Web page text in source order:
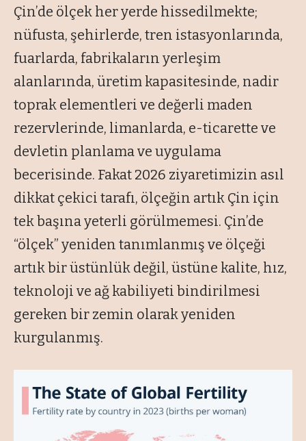
Çin’de ölçek her yerde hissedilmekte;
nüfusta, şehirlerde, tren istasyonlarında,
fuarlarda, fabrikaların yerleşim
alanlarında, üretim kapasitesinde, nadir
toprak elementleri ve değerli maden
rezervlerinde, limanlarda, e-ticarette ve
devletin planlama ve uygulama
becerisinde. Fakat 2026 ziyaretimizin asıl
dikkat çekici tarafı, ölçeğin artık Çin için
tek başına yeterli görülmemesi. Çin’de
“ölçek” yeniden tanımlanmış ve ölçeği
artık bir üstünlük değil, üstüne kalite, hız,
teknoloji ve ağ kabiliyeti bindirilmesi
gereken bir zemin olarak yeniden
kurgulanmış.